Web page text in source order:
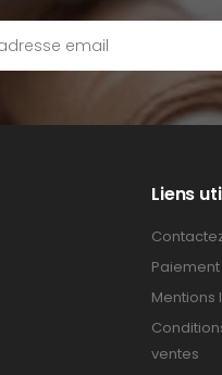
Liens
Paiement
Mentions
ventes